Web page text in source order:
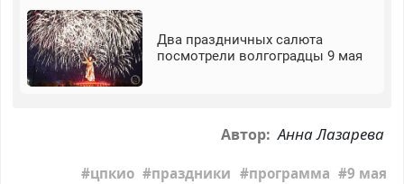
Два праздничных салюта
посмотрели волгоградцы 9 мая
Автор: Анна Лазарева
цпкио праздники программа 9 мая